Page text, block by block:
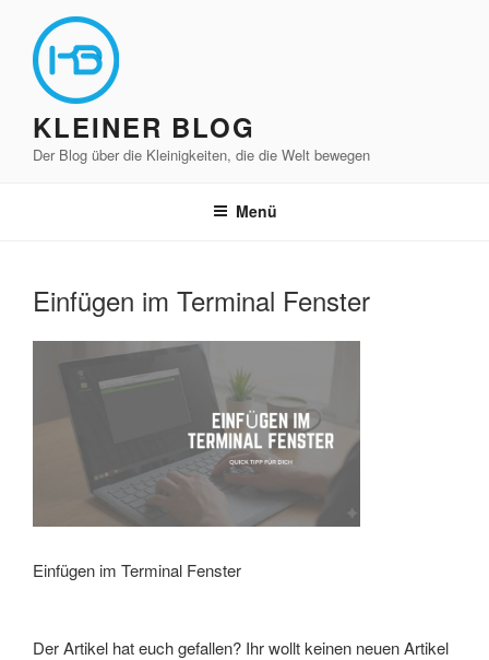
Inhalt
springen
KLEINER BLOG
Der Blog über die Kleinigkeiten, die die Welt bewegen
Menü
Einfügen im Terminal Fenster
Einfügen im Terminal Fenster
Der Artikel hat euch gefallen? Ihr wollt keinen neuen Artikel